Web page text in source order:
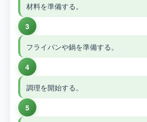
材料を準備する。
3
フライパンや鍋を準備する。
4
調理を開始する。
5